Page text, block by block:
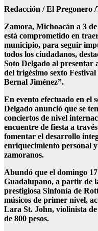
Redacción / El Pregonero
Zamora, Michoacán a 3
está comprometido en
municipio, para seguir
todos los ciudadanos,
Soto Delgado al presentar
del trigésimo sexto
Bernal Jiménez”.
En evento efectuado en el
Delgado anunció que se
conciertos de nivel
encuentre de fiesta a
fomentar el desarrollo
enriquecimiento personal
zamoranos.
Abundó que el domingo
Guadalupano, a partir de
prestigiosa Sinfonía de
músicos de primer nivel,
Lara St. John, violinista
de 800 pesos.